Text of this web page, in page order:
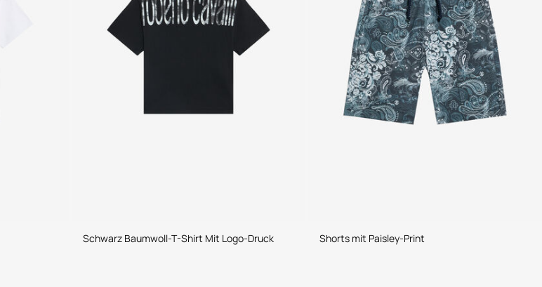
Schwarz Baumwoll-T-Shirt Mit Logo-Druck Shorts mit Paisley-Print